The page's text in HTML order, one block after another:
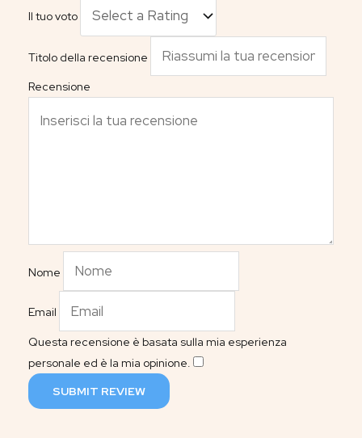
Il tuo voto
Titolo della recensione
Recensione
Nome
Email
Questa recensione è basata sulla mia esperienza
personale ed è la mia opinione.
SUBMIT REVIEW